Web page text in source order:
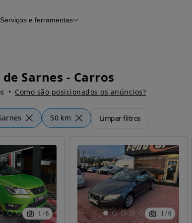
Serviços e ferramentas
Sarnes - Carros
Como são posicionados os anúncios?
50 km Limpar filtros
1 / 6 1 / 6